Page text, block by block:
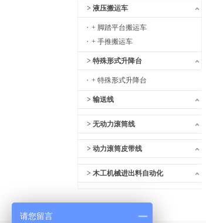
> 液压搬运车
+ 脚踏平台搬运车
+ 手推搬运车
> 特殊形式升降台
+ 特殊形式升降台
> 输送线
> 无动力滚筒线
> 动力滚筒皮带线
> 木工机械进出料自动化
请您留言